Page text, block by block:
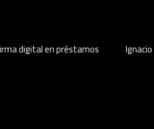
digital en préstamos